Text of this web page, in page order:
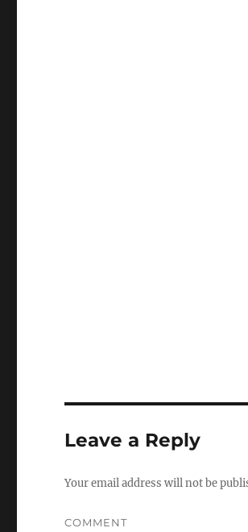
Leave a Reply
Your email address will not be
COMMENT